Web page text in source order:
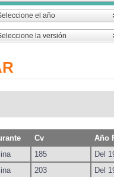
el año
la versión
Cv
Año
185
Del
203
Del